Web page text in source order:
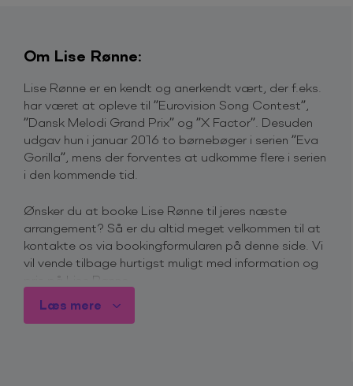
Om Lise Rønne:
Lise Rønne er en kendt og anerkendt vært, der f.eks.
har været at opleve til ”Eurovision Song Contest”,
”Dansk Melodi Grand Prix” og ”X Factor”. Desuden
udgav hun i januar 2016 to børnebøger i serien ”Eva
Gorilla”, mens der forventes at udkomme flere i serien
i den kommende tid.
Ønsker du at booke Lise Rønne til jeres næste
arrangement? Så er du altid meget velkommen til at
kontakte os via bookingformularen på denne side. Vi
vil vende tilbage hurtigst muligt med information og
pris på Lise Rønne.
Læs mere